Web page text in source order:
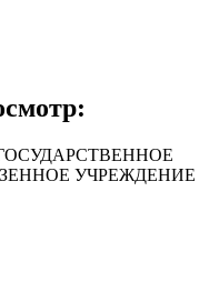
УЧРЕЖДЕНИЕ